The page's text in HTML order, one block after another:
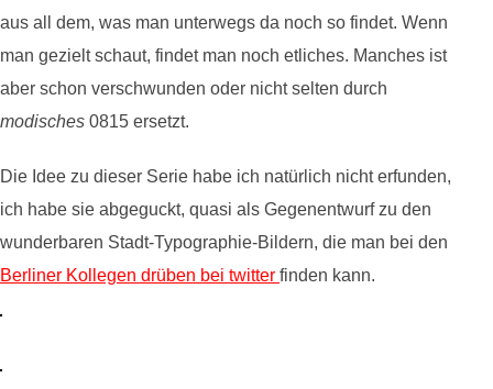
aus all dem, was man unterwegs da noch so findet. Wenn
man gezielt schaut, findet man noch etliches. Manches ist
aber schon verschwunden oder nicht selten durch
modisches 0815 ersetzt.
Die Idee zu dieser Serie habe ich natürlich nicht erfunden,
ich habe sie abgeguckt, quasi als Gegenentwurf zu den
wunderbaren Stadt-Typographie-Bildern, die man bei den
Berliner Kollegen drüben bei twitter finden kann.